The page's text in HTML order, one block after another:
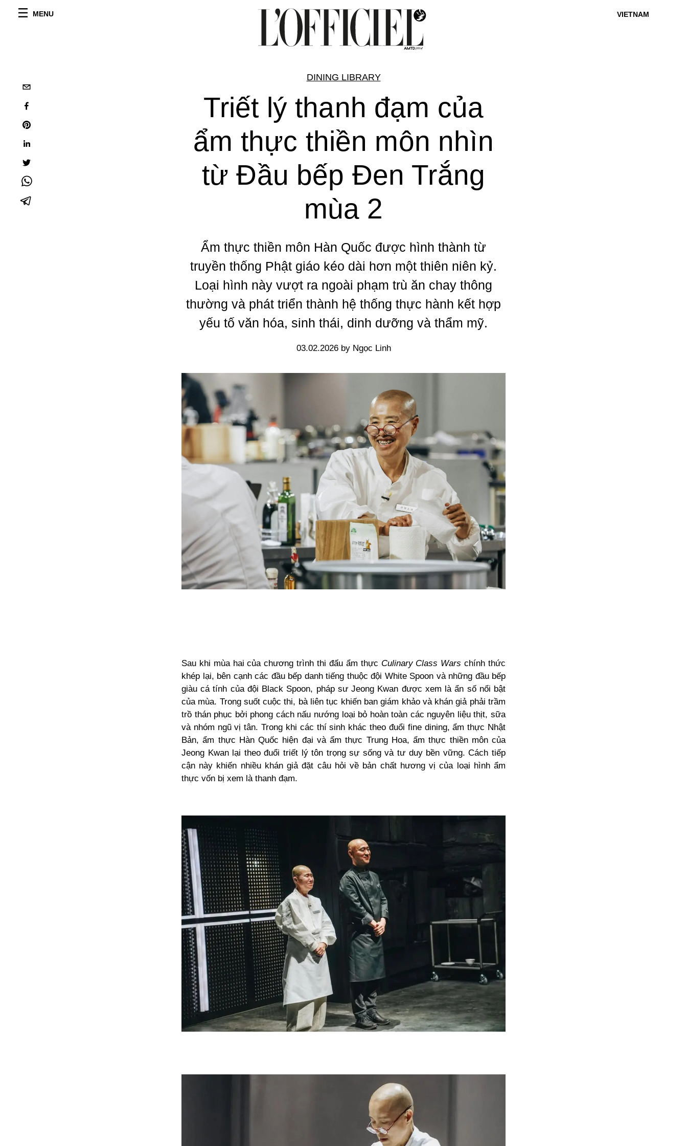
MENU VIETNAM
DINING LIBRARY
Triết lý thanh đạm của
ẩm thực thiền môn nhìn
từ Đầu bếp Đen Trắng
mùa 2
Ẩm thực thiền môn Hàn Quốc được hình thành từ
truyền thống Phật giáo kéo dài hơn một thiên niên kỷ.
Loại hình này vượt ra ngoài phạm trù ăn chay thông
thường và phát triển thành hệ thống thực hành kết hợp
yếu tố văn hóa, sinh thái, dinh dưỡng và thẩm mỹ.
03.02.2026 by Ngọc Linh
Sau khi mùa hai của chương trình thi đấu ẩm thực Culinary Class Warschính thức
khép lại, bên cạnh các đầu bếp danh tiếng thuộc đội White Spoon và những đầu bếp
giàu cá tính của đội Black Spoon, pháp sư Jeong Kwan được xem là ẩn số nổi bật
của mùa. Trong suốt cuộc thi, bà liên tục khiến ban giám khảo và khán giả phải trầm
trồ thán phục bởi phong cách nấu nướngloại bỏ hoàn toàn các nguyên liệu thịt, sữa
và nhóm ngũ vị tân. Trong khi các thí sinh khác theo đuổi fine dining, ẩm thực Nhật
Bản, ẩm thực Hàn Quốc hiện đại và ẩm thực Trung Hoa, ẩm thực thiền môn của
Jeong Kwan lại theo đuổi triết lý tôn trọng sự sống và tư duy bền vững. Cách tiếp
cận này khiến nhiều khán giả đặt câu hỏi về bản chất hương vị của loại hình ẩm
thực vốn bị xem là thanh đạm.